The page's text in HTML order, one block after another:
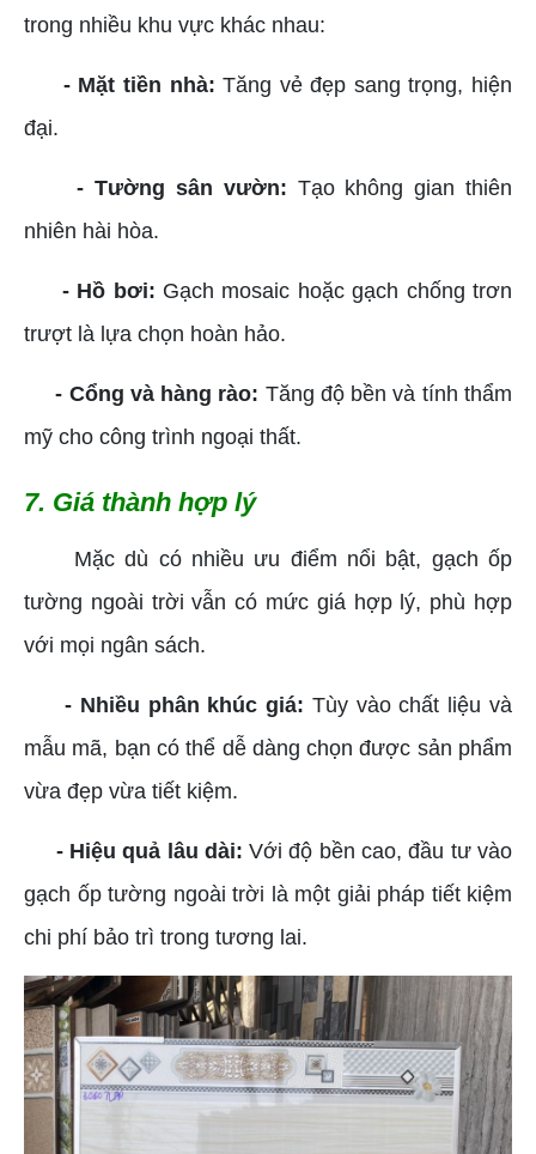
trong nhiều khu vực khác nhau:
- Mặt tiền nhà: Tăng vẻ đẹp sang trọng, hiện
đại.
- Tường sân vườn: Tạo không gian thiên
nhiên hài hòa.
- Hồ bơi: Gạch mosaic hoặc gạch chống trơn
trượt là lựa chọn hoàn hảo.
- Cổng và hàng rào: Tăng độ bền và tính thẩm
mỹ cho công trình ngoại thất.
7. Giá thành hợp lý
Mặc dù có nhiều ưu điểm nổi bật, gạch ốp
tường ngoài trời vẫn có mức giá hợp lý, phù hợp
với mọi ngân sách.
- Nhiều phân khúc giá: Tùy vào chất liệu và
mẫu mã, bạn có thể dễ dàng chọn được sản phẩm
vừa đẹp vừa tiết kiệm.
- Hiệu quả lâu dài: Với độ bền cao, đầu tư vào
gạch ốp tường ngoài trời là một giải pháp tiết kiệm
chi phí bảo trì trong tương lai.